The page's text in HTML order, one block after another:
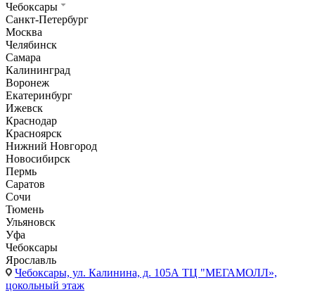
Чебоксары
Санкт-Петербург
Москва
Челябинск
Самара
Калининград
Воронеж
Екатеринбург
Ижевск
Краснодар
Красноярск
Нижний Новгород
Новосибирск
Пермь
Саратов
Сочи
Тюмень
Ульяновск
Уфа
Чебоксары
Ярославль
Чебоксары, ул. Калинина, д. 105А ТЦ "МЕГАМОЛЛ»,
цокольный этаж